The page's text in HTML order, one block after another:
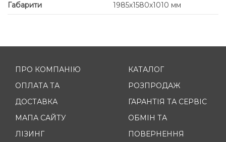
Габарити
1985х1580х1010 мм
ПРО КОМПАНІЮ
ОПЛАТА ТА
ДОСТАВКА
МАПА САЙТУ
ЛІЗИНГ
КАТАЛОГ
РОЗПРОДАЖ
ГАРАНТІЯ ТА СЕРВІС
ОБМІН ТА
ПОВЕРНЕННЯ